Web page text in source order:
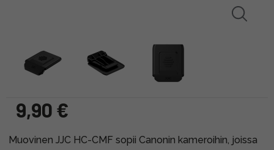
9,90 €
Muovinen JJC HC-CMF sopii Canonin kameroihin, joissa